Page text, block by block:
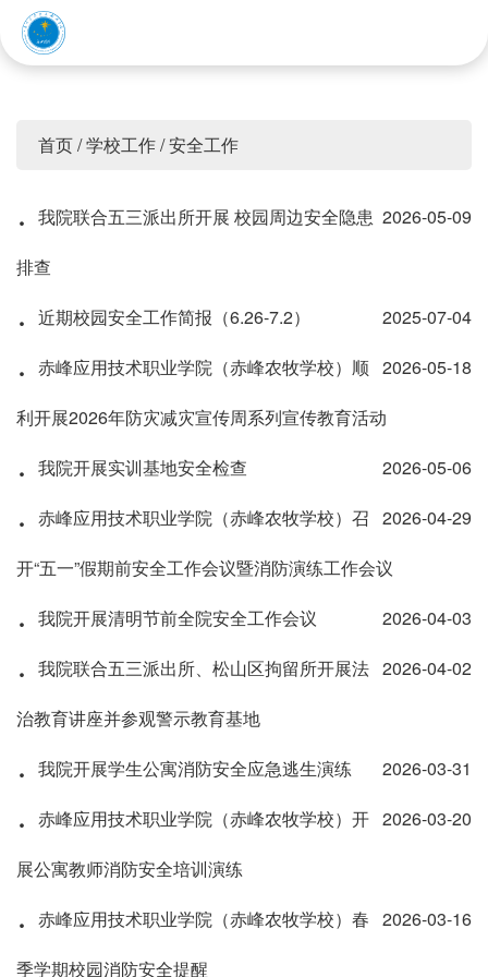
首页/学校工作/安全工作
2026-05-09
· 我院联合五三派出所开展 校园周边安全隐患
排查
2025-07-04
· 近期校园安全工作简报（6.26-7.2）
2026-05-18
· 赤峰应用技术职业学院（赤峰农牧学校）顺
利开展2026年防灾减灾宣传周系列宣传教育活动
2026-05-06
· 我院开展实训基地安全检查
2026-04-29
· 赤峰应用技术职业学院（赤峰农牧学校）召
开“五一”假期前安全工作会议暨消防演练工作会议
2026-04-03
· 我院开展清明节前全院安全工作会议
2026-04-02
· 我院联合五三派出所、松山区拘留所开展法
治教育讲座并参观警示教育基地
2026-03-31
· 我院开展学生公寓消防安全应急逃生演练
2026-03-20
· 赤峰应用技术职业学院（赤峰农牧学校）开
展公寓教师消防安全培训演练
2026-03-16
· 赤峰应用技术职业学院（赤峰农牧学校）春
季学期校园消防安全提醒